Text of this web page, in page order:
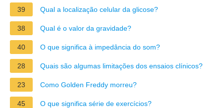
39 Qual a localização celular da glicose?
38 Qual é o valor da gravidade?
40 O que significa à impedância do som?
28 Quais são algumas limitações dos ensaios clínicos?
23 Como Golden Freddy morreu?
45 O que significa série de exercícios?